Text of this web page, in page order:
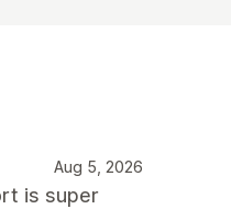
Aug 5, 2026
is super